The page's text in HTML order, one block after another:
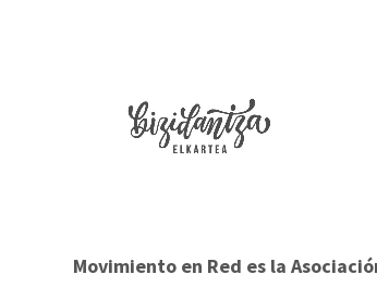
Movimiento en Red es la